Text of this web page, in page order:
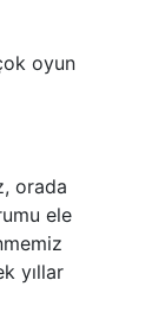
oyun
orada
ele
yıllar